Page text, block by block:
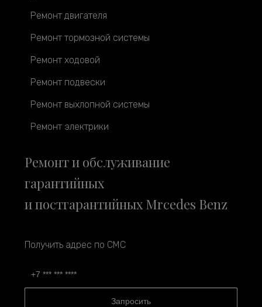
Ремонт двигателя
Ремонт тормозной системы
Ремонт ходовой
Ремонт подвески
Ремонт выхлопной системы
Ремонт электрики
Ремонт и обслуживание
гарантийных
и постгарантийных Mrcedes Benz
Получить адрес по СМС
Запросить